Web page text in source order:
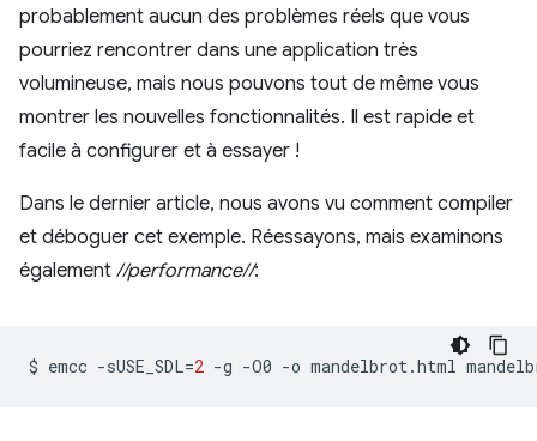
probablement aucun des problèmes réels que vous
pourriez rencontrer dans une application très
volumineuse, mais nous pouvons tout de même vous
montrer les nouvelles fonctionnalités. Il est rapide et
facile à configurer et à essayer !
Dans le dernier article, nous avons vu comment compiler
et déboguer cet exemple. Réessayons, mais examinons
également //performance//:
$ emcc -sUSE_SDL=2 -g -O0 -o mandelbrot.html